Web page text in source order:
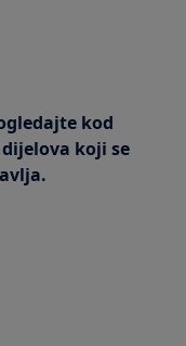
kod
koji se